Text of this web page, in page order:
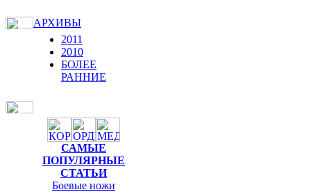
АРХИВЫ
2011
2010
БОЛЕЕ
РАННИЕ
САМЫЕ
ПОПУЛЯРНЫЕ
СТАТЬИ
Боевые ножи